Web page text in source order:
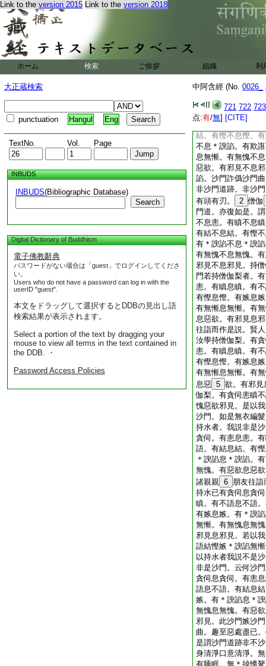
Link to the version 2015 Link to the version 2018
ホーム 検索 ご挨拶 組織 利
大正蔵検索
punctuation Hangul Eng
TextNo. Vol. Page
INBUDS
INBUDS(Bibliographic Database)
Search
Digital Dictionary of Buddhism
電子佛教辭典
パスワードがない場合は「guest」でログインしてくださ
い。
Users who do not have a password can log in with the
userID "guest".
本文をドラッグして選択するとDDBの見出し語
検索結果が表示されます。
Select a portion of the text by dragging your
mouse to view all terms in the text contained in
the DDB. ・
Password Access Policies
中阿含經 (No. 0026_
721 722 723
点:有/無] [CITE]
我聞如是。一時佛
倶。往至馬邑住馬
尊告諸比丘。人見
汝等。沙門。汝自
跡已。要是眞諦沙
食床榻湯藥及若干
給。得大福。得大
汝等。當學如是云
門。若有貪伺不息
瞋不息瞋。有不語
結。有慳不息慳。
不息＊諛諂。有欺
息無慚。有無愧不
惡欲。有邪見不息
諂。沙門詐僞沙門
非沙門道跡。非沙
有頭有刃。
2 僧伽
門道。亦復如是。
不息恚。有瞋不息
有結不息結。有慳
有＊諛諂不息＊諛
有無愧不息無愧。
邪見不息邪見。持
門若持僧伽梨者。
恚。有瞋息瞋。有
有慳息慳。有嫉息
有無慚息無慚。有
息惡欲。有邪見息
往詣而作是説。賢
汝學持僧伽梨。有
恚。有瞋息瞋。有
有慳息慳。有嫉息
有無慚息無慚。有
息惡 5 欲。有邪見
伽梨。有貪伺恚瞋
愧惡欲邪見。是以
沙門。如是無衣編
持水者。我説非是
貪伺。有恚息恚。
語。有結息結。有
＊諛諂息＊諛諂。
無愧。有惡欲息惡
諸親親 6 朋友往
持水已有貪伺息貪
瞋。有不語息不語
有嫉息嫉。有＊諛
無慚。有無愧息無
邪見息邪見。若以
語結慳嫉＊諛諂無
以持水者我説不是
非是沙門。云何沙
貪伺息貪伺。有恚
語息不語。有結息
嫉。有＊諛諂息＊
無愧息無愧。有惡
邪見。此沙門嫉沙
曲。趣至惡處盡已
是謂沙門道跡非不
身清淨口意清淨。
有睡眠。無＊掉憍